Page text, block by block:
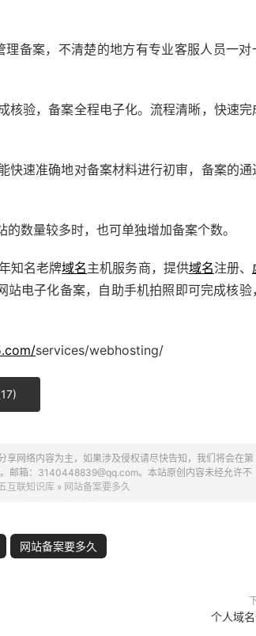
备案，不清楚的地方有专业客服人员一对
核验，备案全程电子化。流程清晰，快速完
快速准确地对备案材料进行初审，备案的通
数量较多时，也可单独增加备案个数。
知名老牌域名主机服务商，提供域名注册、
电子化备案，自助手机拍照即可完成核验
services/webhosting/
17)
网络内容为主，如果涉及侵权请尽快告知，我们将会在第
邮箱：3140448839@qq.com。本站原创内容未经允许不
互联知识库 » 网站备案要多久
网站备案要多久
个人域